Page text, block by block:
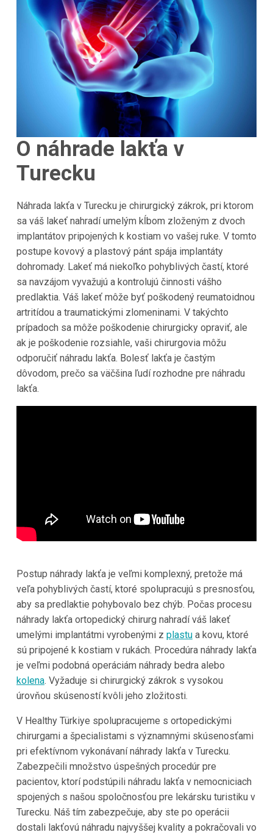
O náhrade lakťa v
Turecku
Náhrada lakťa v Turecku je chirurgický zákrok, pri ktorom
sa váš lakeť nahradí umelým kĺbom zloženým z dvoch
implantátov pripojených k kostiam vo vašej ruke. V tomto
postupe kovový a plastový pánt spája implantáty
dohromady. Lakeť má niekoľko pohyblivých častí, ktoré
sa navzájom vyvažujú a kontrolujú činnosti vášho
predlaktia. Váš lakeť môže byť poškodený reumatoidnou
artritídou a traumatickými zlomeninami. V takýchto
prípadoch sa môže poškodenie chirurgicky opraviť, ale
ak je poškodenie rozsiahle, vaši chirurgovia môžu
odporučiť náhradu lakťa. Bolesť lakťa je častým
dôvodom, prečo sa väčšina ľudí rozhodne pre náhradu
lakťa.
Postup náhrady lakťa je veľmi komplexný, pretože má
veľa pohyblivých častí, ktoré spolupracujú s presnosťou,
aby sa predlaktie pohybovalo bez chýb. Počas procesu
náhrady lakťa ortopedický chirurg nahradí váš lakeť
umelými implantátmi vyrobenými z plastua kovu, ktoré
sú pripojené k kostiam v rukách. Procedúra náhrady lakťa
je veľmi podobná operáciám náhrady bedra alebo
kolena. Vyžaduje si chirurgický zákrok s vysokou
úrovňou skúseností kvôli jeho zložitosti.
V Healthy Türkiye spolupracujeme s ortopedickými
chirurgami a špecialistami s významnými skúsenosťami
pri efektívnom vykonávaní náhrady lakťa v Turecku.
Zabezpečili množstvo úspešných procedúr pre
pacientov, ktorí podstúpili náhradu lakťa v nemocniciach
spojených s našou spoločnosťou pre lekársku turistiku v
Turecku. Náš tím zabezpečuje, aby ste po operácii
dostali lakťovú náhradu najvyššej kvality a pokračovali vo